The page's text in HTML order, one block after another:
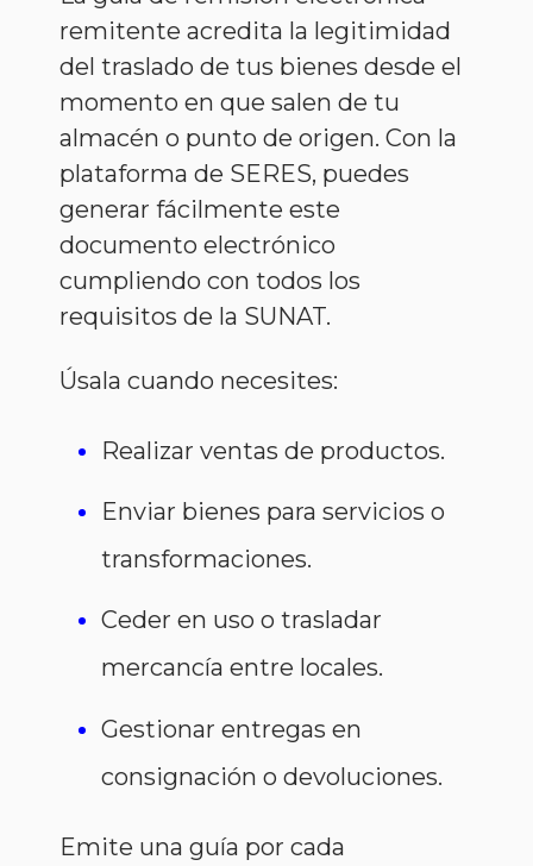
remitente acredita la legitimidad
del traslado de tus bienes desde el
momento en que salen de tu
almacén o punto de origen. Con la
plataforma de SERES, puedes
generar fácilmente este
documento electrónico
cumpliendo con todos los
requisitos de la SUNAT.
Úsala cuando necesites:
Realizar ventas de productos.
Enviar bienes para servicios o
transformaciones.
Ceder en uso o trasladar
mercancía entre locales.
Gestionar entregas en
consignación o devoluciones.
Emite una guía por cada